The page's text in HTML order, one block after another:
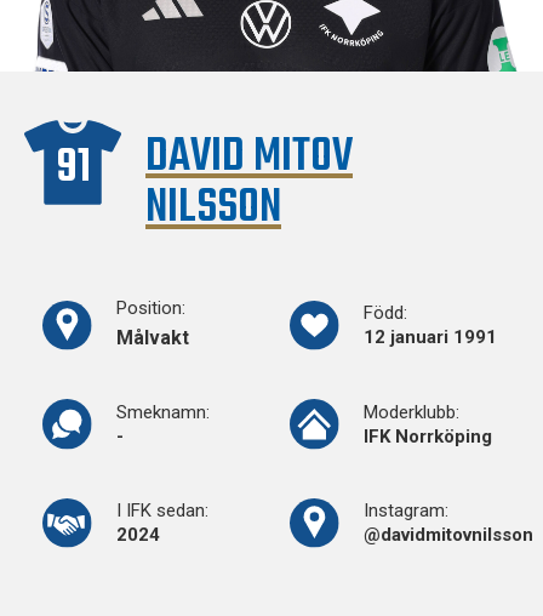
91 DAVID MITOV
NILSSON
Position:
Målvakt
Född:
12 januari 1991
Smeknamn:
-
Moderklubb:
IFK Norrköping
I IFK sedan:
2024
Instagram:
@davidmitovnilsson